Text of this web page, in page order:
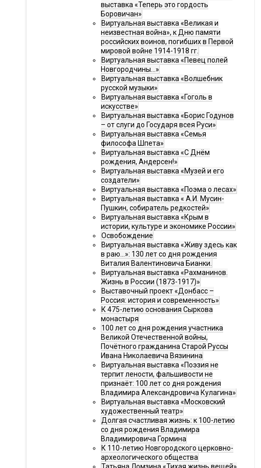
выставка «Теперь это гордость
Боровичан»
Виртуальная выставка «Великая и
неизвестная война», к Дню памяти
российских воинов, погибших в Первой
мировой войне 1914-1918 гг.
Виртуальная выставка «Певец полей
Новгородчины…»
Виртуальная выставка «Волшебник
русской музыки»
Виртуальная выставка «Гоголь в
искусстве»
Виртуальная выставка «Борис Годунов
– от слуги до Государя всея Руси»
Виртуальная выставка «Семья
философа Шпета»
Виртуальная выставка «С Днём
рождения, Андерсен!»
Виртуальная выставка «Музей и его
создатели»
Виртуальная выставка «Поэма о лесах»
Виртуальная выставка « А.И. Мусин-
Пушкин, собиратель редкостей»
Виртуальная выставка «Крым в
истории, культуре и экономике России»
Освобождение
Виртуальная выставка «Живу здесь как
в раю…»: 130 лет со дня рождения
Виталия Валентиновича Бианки.
Виртуальная выставка «Рахманинов.
Жизнь в России (1873-1917)»
Выставочный проект «Донбасс –
Россия: история и современность»
К 475-летию основания Сыркова
монастыря
100 лет со дня рождения участника
Великой Отечественной войны,
Почётного гражданина Старой Руссы
Ивана Николаевича Вязинина
Виртуальная выставка «Поэзия не
терпит лености, фальшивости не
признаёт: 100 лет со дня рождения
Владимира Александровича Кулагина»
Виртуальная выставка «Московский
художественный театр»
Долгая счастливая жизнь: к 100-летию
со дня рождения Владимира
Владимировича Гормина
К 110-летию Новгородского церковно-
археологического общества